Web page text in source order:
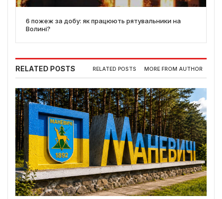
6 пожеж за добу: як працюють рятувальники на
Волині?
RELATED POSTS RELATED POSTS MORE FROM AUTHOR